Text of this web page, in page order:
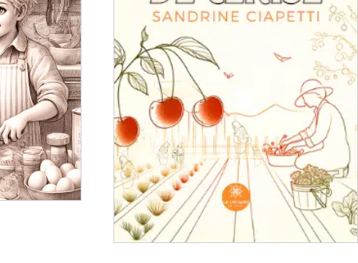
choisies
sur
la
page
du
produit